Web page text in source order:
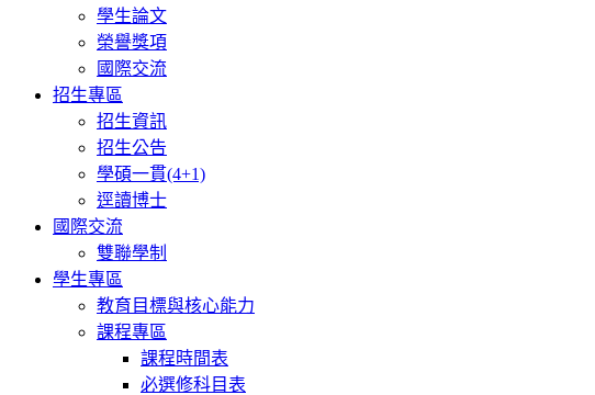
學生論文
榮譽獎項
國際交流
招生專區
招生資訊
招生公告
學碩一貫(4+1)
逕讀博士
國際交流
雙聯學制
學生專區
教育目標與核心能力
課程專區
課程時間表
必選修科目表